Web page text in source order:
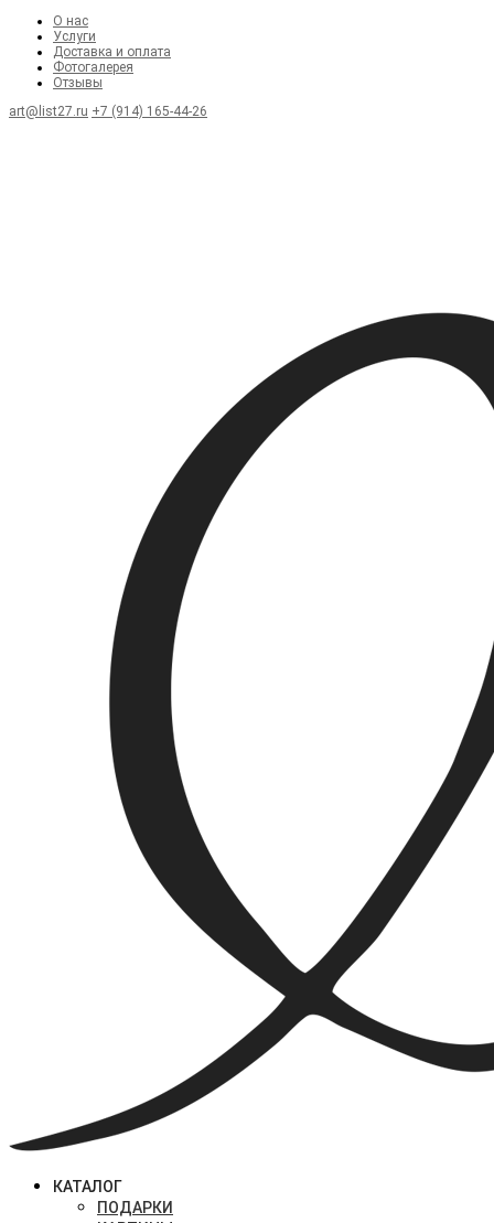
О нас
Услуги
Доставка и оплата
Фотогалерея
Отзывы
art@list27.ru +7 (914) 165-44-26
КАТАЛОГ
ПОДАРКИ